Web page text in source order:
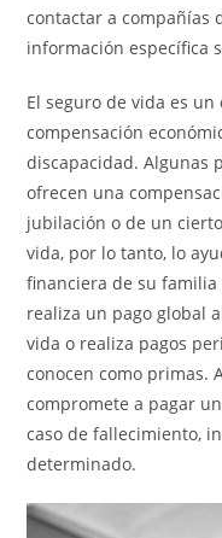
contactar a compañías
información específica
El seguro de vida es
compensación
discapacidad. Algunas
ofrecen una
jubilación o de un
vida, por lo tanto, lo
financiera de su
realiza un pago global
vida o realiza pagos
conocen como primas.
compromete a pagar
caso de fallecimiento,
determinado.